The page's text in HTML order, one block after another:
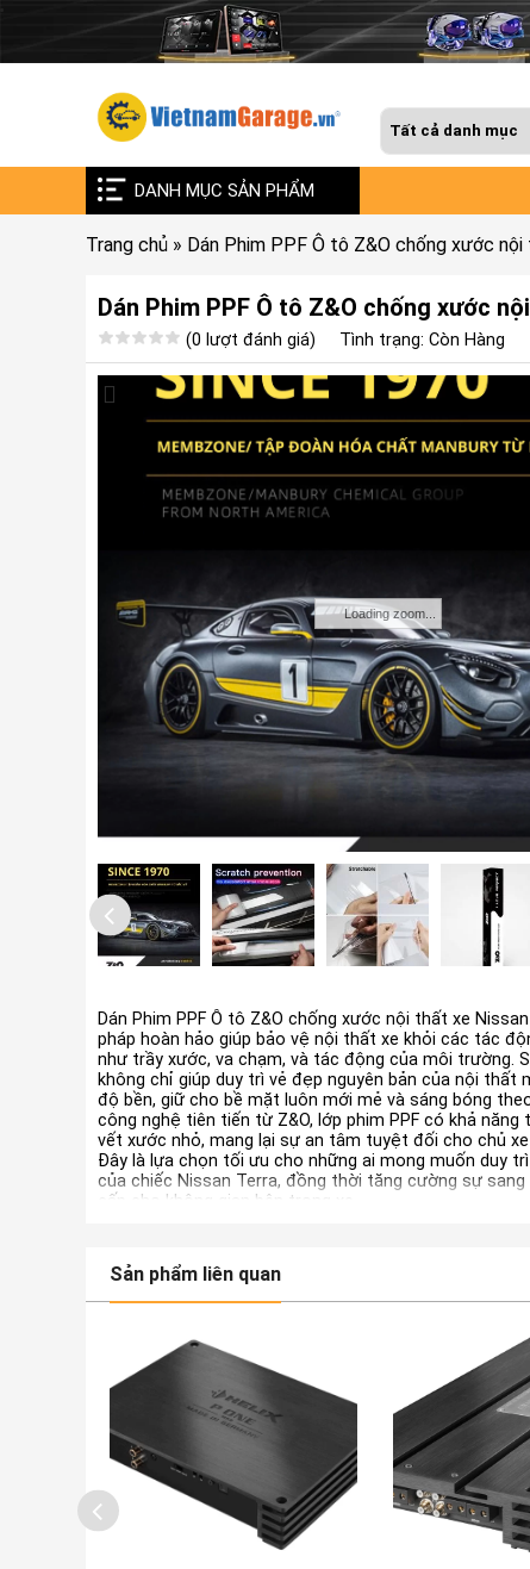
DANH MỤC SẢN PHẨM
Trang chủ » Dán Phim PPF Ô tô Z&O chống xước
Dán Phim PPF Ô tô Z&O chống xước
(0 lượt đánh giá) Tình trạng: Còn Hàng
Loading zoom...
Dán Phim PPF Ô tô Z&O chống xước nội thất xe
pháp hoàn hảo giúp bảo vệ nội thất xe khỏi các tác
như trầy xước, va chạm, và tác động của môi trường.
không chỉ giúp duy trì vẻ đẹp nguyên bản của nội thất
độ bền, giữ cho bề mặt luôn mới mẻ và sáng bóng
công nghệ tiên tiến từ Z&O, lớp phim PPF có khả năng
vết xước nhỏ, mang lại sự an tâm tuyệt đối cho chủ xe
Đây là lựa chọn tối ưu cho những ai mong muốn duy
của chiếc Nissan Terra, đồng thời tăng cường sự sang
cấp cho không gian bên trong xe.
Sản phẩm liên quan